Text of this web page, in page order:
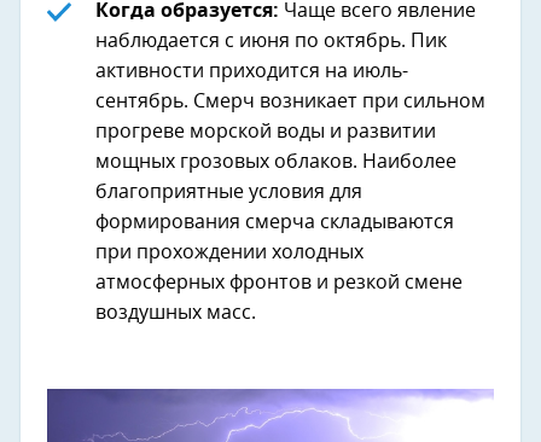
Когда образуется: Чаще всего явление
наблюдается с июня по октябрь. Пик
активности приходится на июль-
сентябрь. Смерч возникает при сильном
прогреве морской воды и развитии
мощных грозовых облаков. Наиболее
благоприятные условия для
формирования смерча складываются
при прохождении холодных
атмосферных фронтов и резкой смене
воздушных масс.